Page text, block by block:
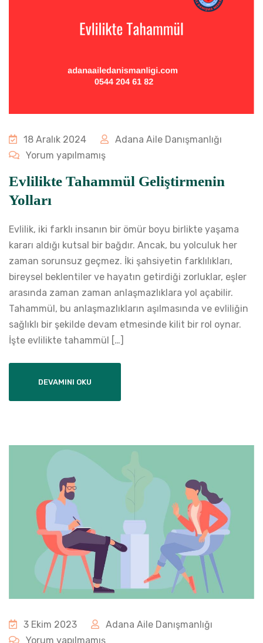
18 Aralık 2024
Adana Aile Danışmanlığı
Yorum yapılmamış
Evlilikte Tahammül Geliştirmenin
Yolları
Evlilik, iki farklı insanın bir ömür boyu birlikte yaşama
kararı aldığı kutsal bir bağdır. Ancak, bu yolculuk her
zaman sorunsuz geçmez. İki şahsiyetin farklılıkları,
bireysel beklentiler ve hayatın getirdiği zorluklar, eşler
arasında zaman zaman anlaşmazlıklara yol açabilir.
Tahammül, bu anlaşmazlıkların aşılmasında ve evliliğin
sağlıklı bir şekilde devam etmesinde kilit bir rol oynar.
İşte evlilikte tahammül […]
DEVAMINI OKU
3 Ekim 2023
Adana Aile Danışmanlığı
Yorum yapılmamış